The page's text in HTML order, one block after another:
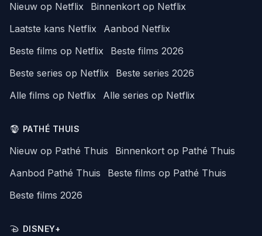
Nieuw op Netflix
Binnenkort op Netflix
Laatste kans Netflix
Aanbod Netflix
Beste films op Netflix
Beste films 2026
Beste series op Netflix
Beste series 2026
Alle films op Netflix
Alle series op Netflix
PATHÉ THUIS
Nieuw op Pathé Thuis
Binnenkort op Pathé Thuis
Aanbod Pathé Thuis
Beste films op Pathé Thuis
Beste films 2026
DISNEY+